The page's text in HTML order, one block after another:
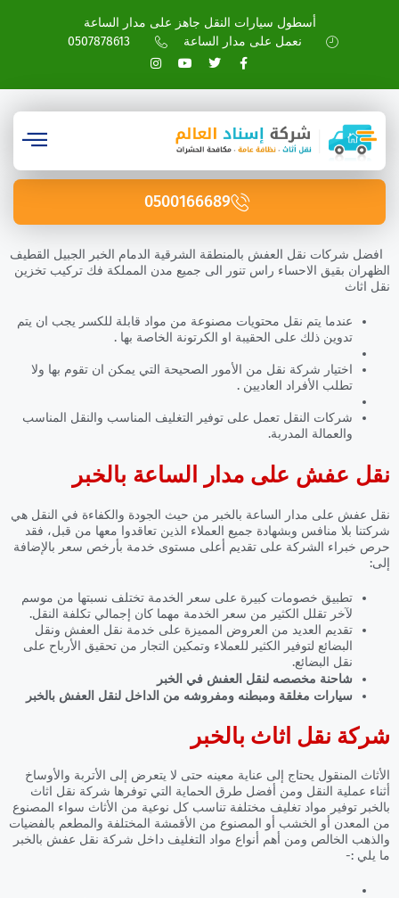
أسطول سيارات النقل جاهز على مدار الساعة
نعمل على مدار الساعة
0507878613
0500166689
افضل شركات نقل العفش بالمنطقة الشرقية الدمام الخبر الجبيل القطيف
الظهران بقيق الاحساء راس تنور الى جميع مدن المملكة فك تركيب تخزين
نقل اثاث
عندما يتم نقل محتويات مصنوعة من مواد قابلة للكسر يجب ان يتم
تدوين ذلك على الحقيبة او الكرتونة الخاصة بها .
اختيار شركة نقل من الأمور الصحيحة التي يمكن ان تقوم بها ولا
تطلب الأفراد العاديين .
شركات النقل تعمل على توفير التغليف المناسب والنقل المناسب
والعمالة المدربة.
نقل عفش على مدار الساعة بالخبر
نقل عفش على مدار الساعة بالخبر من حيث الجودة والكفاءة في النقل هي
شركتنا بلا منافس وبشهادة جميع العملاء الذين تعاقدوا معها من قبل، فقد
حرص خبراء الشركة على تقديم أعلى مستوى خدمة بأرخص سعر بالإضافة
إلى:
تطبيق خصومات كبيرة على سعر الخدمة تختلف نسبتها من موسم
لآخر تقلل الكثير من سعر الخدمة مهما كان إجمالي تكلفة النقل.
تقديم العديد من العروض المميزة على خدمة نقل العفش ونقل
البضائع لتوفير الكثير للعملاء وتمكين التجار من تحقيق الأرباح على
نقل البضائع.
شاحنة مخصصه لنقل العفش في الخبر
سيارات مغلقة ومبطنه ومفروشه من الداخل لنقل العفش بالخبر
شركة نقل اثاث بالخبر
الأثاث المنقول يحتاج إلى عناية معينه حتى لا يتعرض إلى الأتربة والأوساخ
أثناء عملية النقل ومن أفضل طرق الحماية التي توفرها شركة نقل اثاث
بالخبر توفير مواد تغليف مختلفة تناسب كل نوعية من الأثاث سواء المصنوع
من المعدن أو الخشب أو المصنوع من الأقمشة المختلفة والمطعم بالفضيات
والذهب الخالص ومن أهم أنواع مواد التغليف داخل شركة نقل عفش بالخبر
ما يلي :-